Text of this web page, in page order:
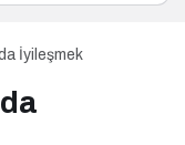
İyileşmek